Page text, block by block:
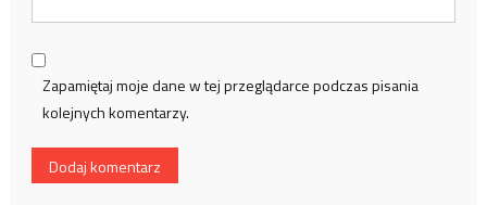
Zapamiętaj moje dane w tej przeglądarce podczas pisania
kolejnych komentarzy.